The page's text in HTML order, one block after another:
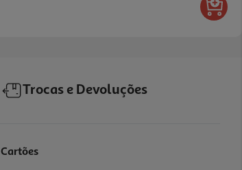
Trocas e Devoluções
Cartões